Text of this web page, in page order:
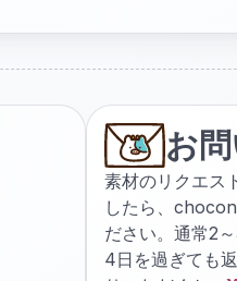
お
素材のリクエス
したら、
ださい。通常2
4日を過ぎても